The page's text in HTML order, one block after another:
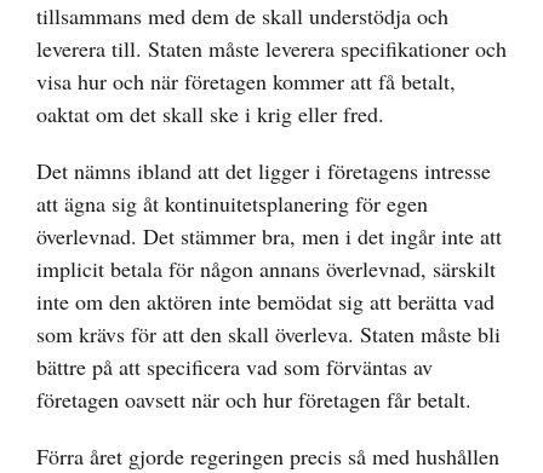
tillsammans med dem de skall understödja och
leverera till. Staten måste leverera specifikationer och
visa hur och när företagen kommer att få betalt,
oaktat om det skall ske i krig eller fred.
Det nämns ibland att det ligger i företagens intresse
att ägna sig åt kontinuitetsplanering för egen
överlevnad. Det stämmer bra, men i det ingår inte att
implicit betala för någon annans överlevnad, särskilt
inte om den aktören inte bemödat sig att berätta vad
som krävs för att den skall överleva. Staten måste bli
bättre på att specificera vad som förväntas av
företagen oavsett när och hur företagen får betalt.
Förra året gjorde regeringen precis så med hushållen